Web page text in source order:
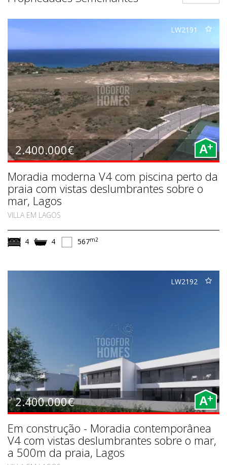
LW2191
2.400.000€ A+
Moradia moderna V4 com piscina perto da
praia com vistas deslumbrantes sobre o
mar, Lagos
VILLA EM LAGOS
4 4 567m2
LW2192
2.400.000€ A+
Em construção - Moradia contemporânea
V4 com vistas deslumbrantes sobre o mar,
a 500m da praia, Lagos